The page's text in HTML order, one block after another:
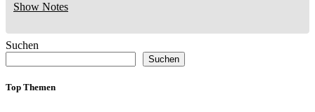
Show Notes
Suchen
Suchen
Top Themen